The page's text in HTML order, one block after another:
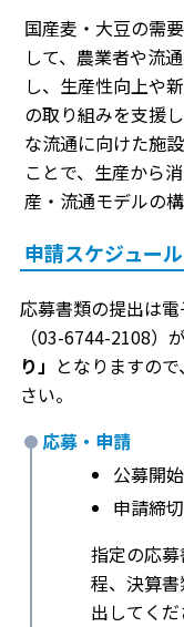
国産麦・大豆の需
して、農業者や流
し、生産性向上や
の取り組みを支援
な流通に向けた施
ことで、生産から
産・流通モデルの構
申請スケジュール
応募書類の提出は
（03-6744-2108）
り」 となりますの
さい。
応募・申請
公募開始
申請締切
指定の応
程、決算
出してくだ